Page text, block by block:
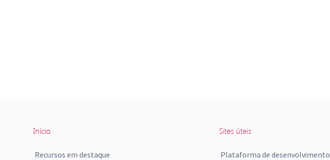
Início
Recursos em destaque
Sites úteis
Plataforma de desenvolvimento